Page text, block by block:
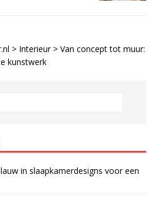
> Interieur> Van concept tot muur:
kunstwerk
in slaapkamerdesigns voor een